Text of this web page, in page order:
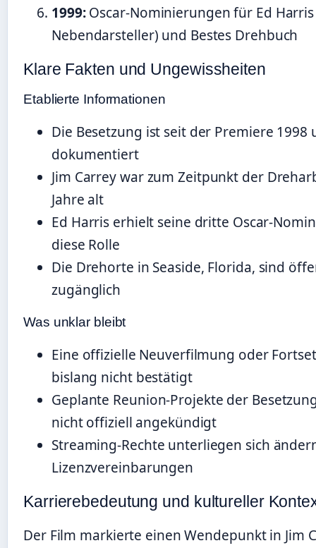
1999:Oscar-Nominierungen für Ed Harris
Nebendarsteller) und Bestes Drehbuch
Klare Fakten und Ungewissheiten
Etablierte Informationen
Die Besetzung ist seit der Premiere 1998
dokumentiert
Jim Carrey war zum Zeitpunkt der
Jahre alt
Ed Harris erhielt seine dritte Oscar-
diese Rolle
Die Drehorte in Seaside, Florida, sind
zugänglich
Was unklar bleibt
Eine offizielle Neuverfilmung oder
bislang nicht bestätigt
Geplante Reunion-Projekte der
nicht offiziell angekündigt
Streaming-Rechte unterliegen sich
Lizenzvereinbarungen
Karrierebedeutung und kultureller
Der Film markierte einen Wendepunkt in Jim